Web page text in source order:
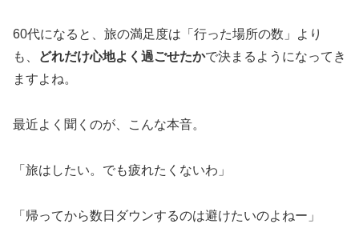
60代になると、旅の満足度は「行った場所の数」より
も、
どれだけ心地よく過ごせたかで決まるようになってき
ますよね。
最近よく聞くのが、こんな本音。
「旅はしたい。でも疲れたくないわ」
「帰ってから数日ダウンするのは避けたいのよねー」